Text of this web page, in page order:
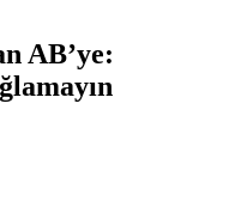
AB’ye: